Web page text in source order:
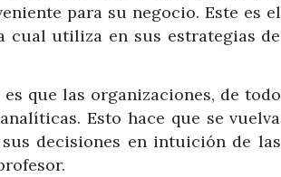
para su negocio. Este es el
cual utiliza en sus estrategias de
que las organizaciones, de todo
Esto hace que se vuelva
decisiones en intuición de las